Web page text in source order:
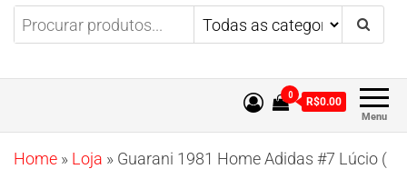
Super Football KitsAproveite 3x sem juros!
Menu
0
R$0.00
Home » Loja » Guarani 1981 Home Adidas #7 Lúcio (